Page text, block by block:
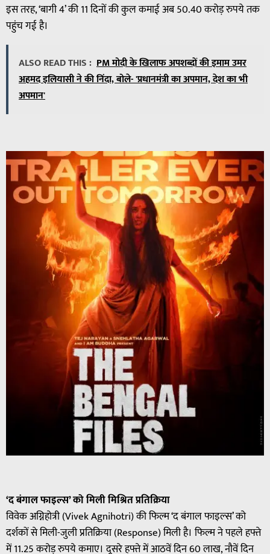
इस तरह, ‘बागी 4’ की 11 दिनों की कुल कमाई अब 50.40 करोड़ रुपये तक
पहुंच गई है।
ALSO READ THIS : PM मोदी के खिलाफ अपशब्दों की इमाम उमर
अहमद इलियासी ने की निंदा, बोले- 'प्रधानमंत्री का अपमान, देश का भी
अपमान'
‘द बंगाल फाइल्स’ को मिली मिश्रित प्रतिक्रिया
विवेक अग्निहोत्री (Vivek Agnihotri) की फिल्म ‘द बंगाल फाइल्स’ को
दर्शकों से मिली-जुली प्रतिक्रिया (Response) मिली है। फिल्म ने पहले हफ्ते
में 11.25 करोड़ रुपये कमाए। दूसरे हफ्ते में आठवें दिन 60 लाख, नौवें दिन